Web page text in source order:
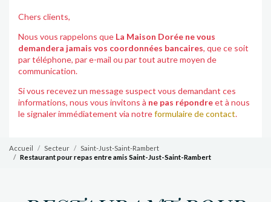
Chers clients,
Nous vous rappelons que La Maison Dorée ne vous
demandera jamais vos coordonnées bancaires, que ce soit
par téléphone, par e-mail ou par tout autre moyen de
communication.
Si vous recevez un message suspect vous demandant ces
informations, nous vous invitons à ne pas répondreet à nous
le signaler immédiatement via notreformulaire de contact.
Accueil Secteur
Saint-Just-Saint-Rambert
Restaurant pour repas entre amis Saint-Just-Saint-Rambert